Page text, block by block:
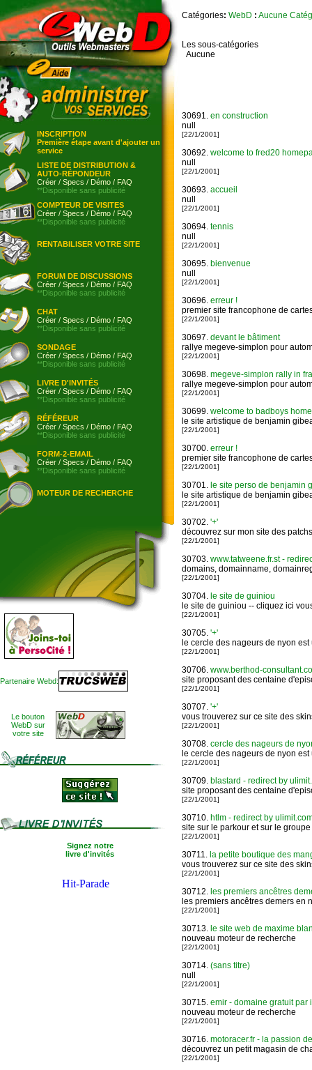
INSCRIPTION
Première étape avant d'ajouter un
service
LISTE DE DISTRIBUTION &
AUTO-RÉPONDEUR
Créer / Specs / Démo / FAQ
**Disponible sans publicité
COMPTEUR DE VISITES
Créer / Specs / Démo / FAQ
**Disponible sans publicité
RENTABILISER VOTRE SITE
FORUM DE DISCUSSIONS
Créer / Specs / Démo / FAQ
**Disponible sans publicité
CHAT
Créer / Specs / Démo / FAQ
**Disponible sans publicité
SONDAGE
Créer / Specs / Démo / FAQ
**Disponible sans publicité
LIVRE D'INVITÉS
Créer / Specs / Démo / FAQ
**Disponible sans publicité
RÉFÉREUR
Créer / Specs / Démo / FAQ
**Disponible sans publicité
FORM-2-EMAIL
Créer / Specs / Démo / FAQ
**Disponible sans publicité
MOTEUR DE RECHERCHE
Partenaire Webd:
Le bouton
WebD sur
votre site
Signez notre
livre d'invités
Catégories: WebD : Aucune
Les sous-catégories
Aucune
30691. en construction
null
[22/1/2001]
30692. welcome to fred20
null
[22/1/2001]
30693. accueil
null
[22/1/2001]
30694. tennis
null
[22/1/2001]
30695. bienvenue
null
[22/1/2001]
30696. erreur !
premier site francophone de
[22/1/2001]
30697. devant le bâtiment
rallye megeve-simplon pour
[22/1/2001]
30698. megeve-simplon rally in
rallye megeve-simplon pour
[22/1/2001]
30699. welcome to badboys
le site artistique de benjamin
[22/1/2001]
30700. erreur !
premier site francophone de
[22/1/2001]
30701. le site perso de benjamin
le site artistique de benjamin
[22/1/2001]
30702. '+'
découvrez sur mon site des
[22/1/2001]
30703. www.tatweene.fr.st -
domains, domainname,
[22/1/2001]
30704. le site de guiniou
le site de guiniou -- cliquez ici
[22/1/2001]
30705. '+'
le cercle des nageurs de nyon
[22/1/2001]
30706. www.berthod-
site proposant des centaine
[22/1/2001]
30707. '+'
vous trouverez sur ce site des
[22/1/2001]
30708. cercle des nageurs de
le cercle des nageurs de nyon
[22/1/2001]
30709. blastard - redirect by
site proposant des centaine
[22/1/2001]
30710. htlm - redirect by
site sur le parkour et sur le
[22/1/2001]
30711. la petite boutique des
vous trouverez sur ce site des
[22/1/2001]
30712. les premiers ancêtres
les premiers ancêtres demers en
[22/1/2001]
30713. le site web de maxime
nouveau moteur de recherche
[22/1/2001]
30714. (sans titre)
null
[22/1/2001]
30715. emir - domaine gratuit par
nouveau moteur de recherche
[22/1/2001]
30716. motoracer.fr - la passion
découvrez un petit magasin de
[22/1/2001]